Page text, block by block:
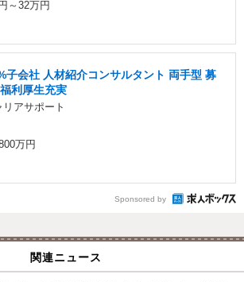
～32万円
子会社 人材紹介コンサルタント 両手型 募
利厚生充実
アサポート
万円
Sponsored by
関連ニュース